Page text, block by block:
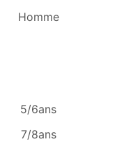
Homme
5/6ans
7/8ans